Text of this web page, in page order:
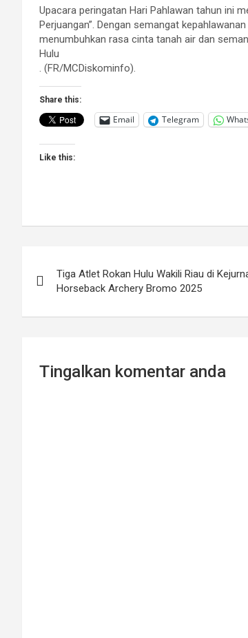
Upacara peringatan Hari Pahlawan tahun ini
Perjuangan”. Dengan semangat
menumbuhkan rasa cinta tanah air dan
Hulu
. (FR/MCDiskominfo).
Share this:
Email Telegram
Like this:
navigation
Tiga Atlet Rokan Hulu Wakili Riau di
Horseback Archery Bromo 2025
Tingalkan komentar anda